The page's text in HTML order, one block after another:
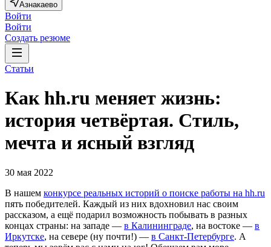
Азнакаево
Войти
Войти
Создать резюме
Статьи
Как hh.ru меняет жизнь:
история четвёртая. Стиль,
мечта и ясный взгляд
30 мая 2022
В нашем конкурсе реальных историй о поиске работы на hh.ru
пять победителей. Каждый из них вдохновил нас своим
рассказом, а ещё подарил возможность побывать в разных
концах страны: на западе — в Калининграде, на востоке — в
Иркутске, на севере (ну почти!) — в Санкт-Петербурге. А